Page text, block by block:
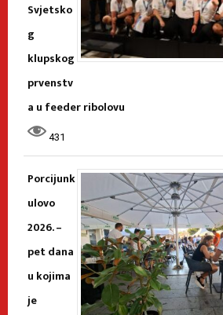
Svjetsko
g
klupskog
prvenstv
a u feeder ribolovu
431
Porcijunk
ulovo
2026. –
pet dana
u kojima
je